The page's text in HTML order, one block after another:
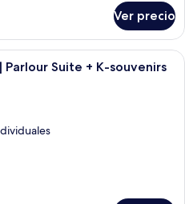
Ver precio
Habitación de hotel con dos camas,
Parlour Suite + K-souvenirs